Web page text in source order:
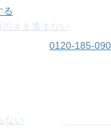
まま進まない
ない
る
0120-185-090